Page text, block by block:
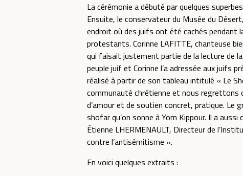
La cérémonie a débuté par quelques
Ensuite, le conservateur du Musée du
endroit où des juifs ont été cachés pendant
protestants. Corinne LAFITTE, chanteuse
qui faisait justement partie de la lecture de
peuple juif et Corinne l’a adressée aux juifs
réalisé à partir de son tableau intitulé « Le
communauté chrétienne et nous regrettons
d’amour et de soutien concret, pratique. Le
shofar qu’on sonne à Yom Kippour. Il a aussi
Étienne LHERMENAULT, Directeur de
contre l’antisémitisme ».
En voici quelques extraits :